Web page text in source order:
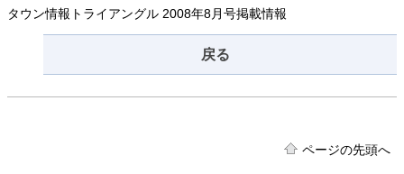
タウン情報トライアングル 2008年8月号掲載情報
戻る
ページの先頭へ